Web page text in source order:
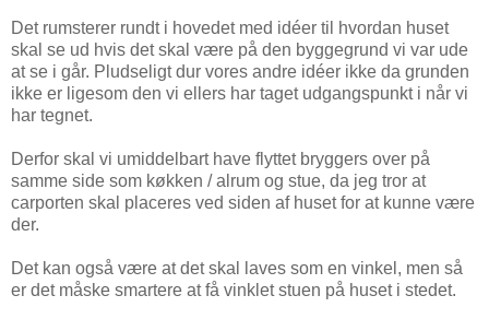
Det rumsterer rundt i hovedet med idéer til hvordan huset
skal se ud hvis det skal være på den byggegrund vi var ude
at se i går. Pludseligt dur vores andre idéer ikke da grunden
ikke er ligesom den vi ellers har taget udgangspunkt i når vi
har tegnet.
Derfor skal vi umiddelbart have flyttet bryggers over på
samme side som køkken / alrum og stue, da jeg tror at
carporten skal placeres ved siden af huset for at kunne være
der.
Det kan også være at det skal laves som en vinkel, men så
er det måske smartere at få vinklet stuen på huset i stedet.